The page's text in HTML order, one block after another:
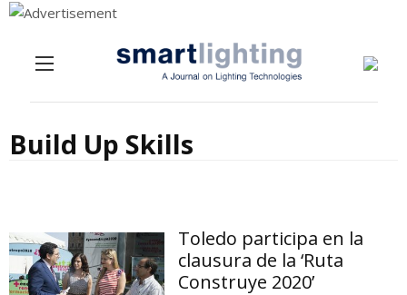
Build Up Skills
Toledo participa en la
clausura de la ‘Ruta
Construye 2020’